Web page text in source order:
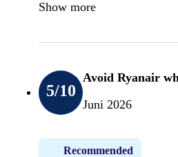
Show more
5/10
Avoid Ryanair
Juni 2026
Recommended